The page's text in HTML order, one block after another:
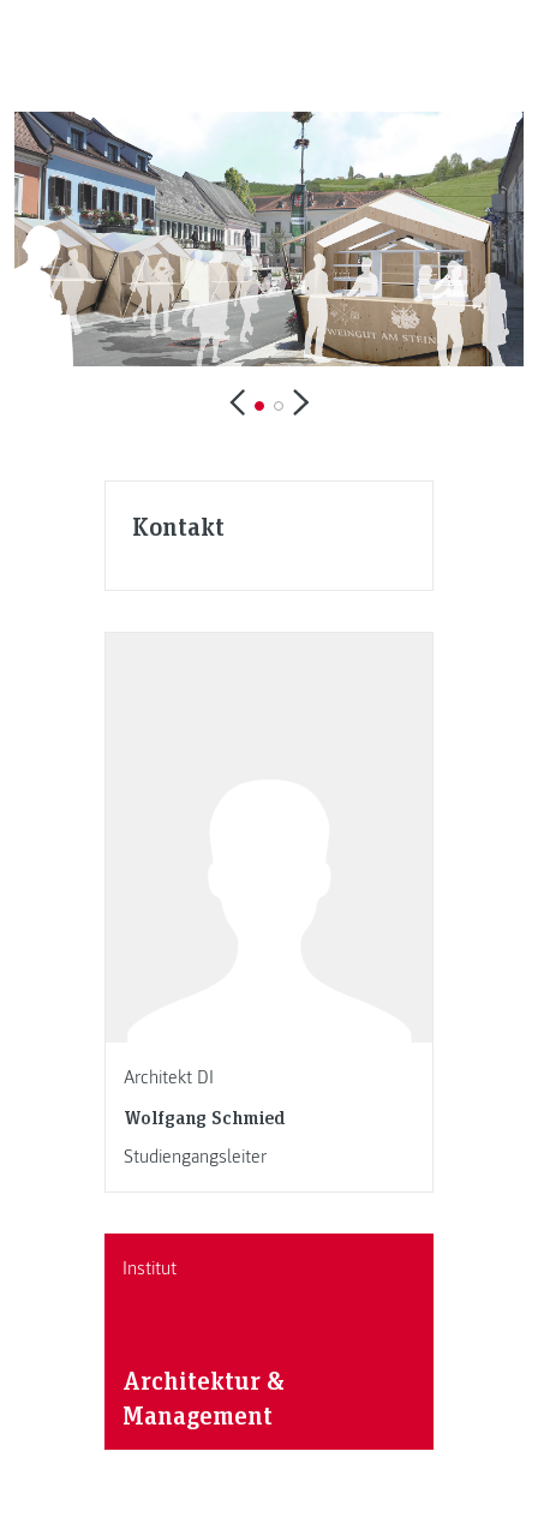
Kontakt
Architekt DI
Wolfgang Schmied
Studiengangsleiter
Institut
Architektur &
Management